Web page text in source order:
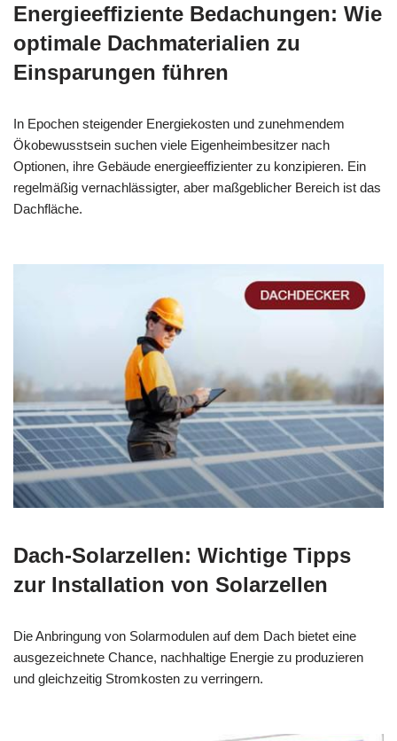
Energieeffiziente Bedachungen: Wie
optimale Dachmaterialien zu
Einsparungen führen
In Epochen steigender Energiekosten und zunehmendem
Ökobewusstsein suchen viele Eigenheimbesitzer nach
Optionen, ihre Gebäude energieeffizienter zu konzipieren. Ein
regelmäßig vernachlässigter, aber maßgeblicher Bereich ist das
Dachfläche.
Dach-Solarzellen: Wichtige Tipps
zur Installation von Solarzellen
Die Anbringung von Solarmodulen auf dem Dach bietet eine
ausgezeichnete Chance, nachhaltige Energie zu produzieren
und gleichzeitig Stromkosten zu verringern.